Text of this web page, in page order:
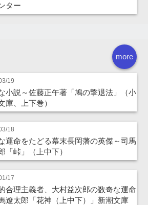
ター
more
19
小説～佐藤正午著「鳩の撃退法」（小
庫、上下巻）
18
運命をたどる幕末長岡藩の英傑～司馬
「峠」（上中下）
17
合理主義者、大村益次郎の数奇な運命
遼太郎「花神（上中下）」新潮文庫